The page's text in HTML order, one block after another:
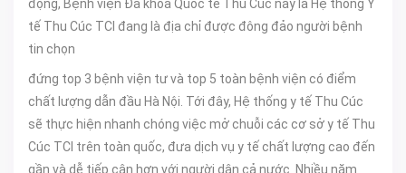
động, Bệnh viện Đa khoa Quốc tế Thu Cúc nay là Hệ thống Y
tế Thu Cúc TCI đang là địa chỉ được đông đảo người bệnh
tin chọn
đứng top 3 bệnh viện tư và top 5 toàn bệnh viện có điểm
chất lượng dẫn đầu Hà Nội. Tới đây, Hệ thống y tế Thu Cúc
sẽ thực hiện nhanh chóng việc mở chuỗi các cơ sở y tế Thu
Cúc TCI trên toàn quốc, đưa dịch vụ y tế chất lượng cao đến
gần và dễ tiếp cận hơn với người dân cả nước. Nhiều năm